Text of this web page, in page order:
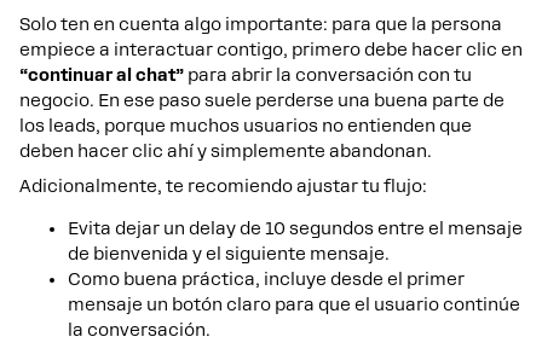
Solo ten en cuenta algo importante: para que la persona
empiece a interactuar contigo, primero debe hacer clic en
“continuar al chat” para abrir la conversación con tu
negocio. En ese paso suele perderse una buena parte de
los leads, porque muchos usuarios no entienden que
deben hacer clic ahí y simplemente abandonan.
Adicionalmente, te recomiendo ajustar tu flujo:
Evita dejar un delay de 10 segundos entre el mensaje
de bienvenida y el siguiente mensaje.
Como buena práctica, incluye desde el primer
mensaje un botón claro para que el usuario continúe
la conversación.